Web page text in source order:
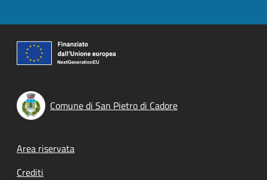
Comune di San Pietro di Cadore
Footer menu
Area riservata
Crediti